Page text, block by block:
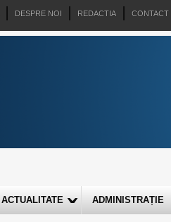
DESPRE NOI REDACTIA CONTACT
ACTUALITATE ADMINISTRAȚIE